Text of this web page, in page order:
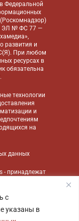
с
указаны в
Федеральной
ЭЛ № ФС 77 —
развития и
При любом
ресурсах в
обязательна
технологии
и
на
данных
- принадлежат